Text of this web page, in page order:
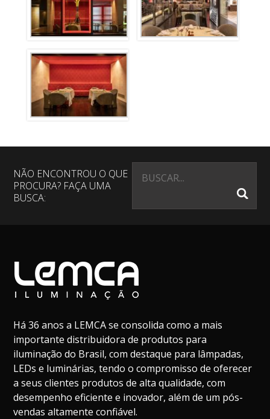
NÃO ENCONTROU O QUE
PROCURA? FAÇA UMA
BUSCA:
Há 36 anos a LEMCA se consolida como a mais
importante distribuidora de produtos para
iluminação do Brasil, com destaque para lâmpadas,
LEDs e luminárias, tendo o compromisso de oferecer
a seus clientes produtos de alta qualidade, com
desempenho eficiente e inovador, além de um pós-
vendas altamente confiável.